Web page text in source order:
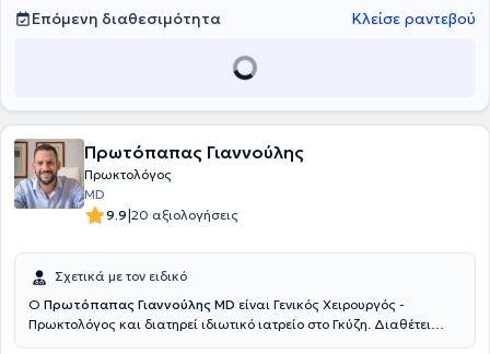
πανελλήνιων και διεθνών ιατρικών συνεδρίων.
Επόμενη διαθεσιμότητα Κλείσε ραντεβού
Πρωτόπαπας Γιαννούλης
Πρωκτολόγος
MD
9.9|20 αξιολογήσεις
Σχετικά με τον ειδικό
Ο Πρωτόπαπας Γιαννούλης MD είναι Γενικός Χειρουργός -
Πρωκτολόγος και διατηρεί ιδιωτικό ιατρείο στο Γκύζη. Διαθέτει